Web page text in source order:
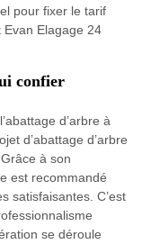
pour fixer le tarif
Evan Elagage 24
confier
d’arbre à
d’abattage d’arbre
à son
est recommandé
satisfaisantes. C’est
se déroule